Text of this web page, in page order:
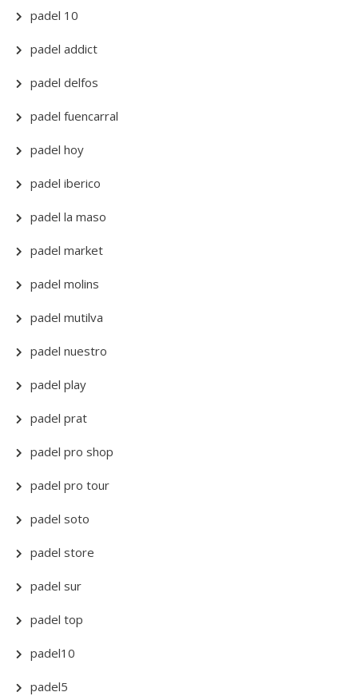
padel 10
padel addict
padel delfos
padel fuencarral
padel hoy
padel iberico
padel la maso
padel market
padel molins
padel mutilva
padel nuestro
padel play
padel prat
padel pro shop
padel pro tour
padel soto
padel store
padel sur
padel top
padel10
padel5